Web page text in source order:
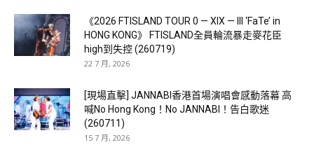
《2026 FTISLAND TOUR 0 — XIX — III ‘FaTe’ in
HONG KONG》 FTISLAND全員輪流暴走麥花臣
high到失控 (260719)
22 7 月, 2026
[現場直擊] JANNABI香港首場演唱會感動落幕 高
喊No Hong Kong！No JANNABI！告白歌迷
(260711)
15 7 月, 2026